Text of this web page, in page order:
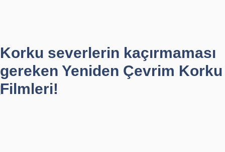
Korku severlerin kaçırmaması
gereken Yeniden Çevrim Korku
Filmleri!